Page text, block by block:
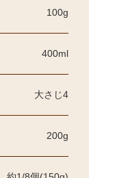
100g
400ml
大さじ4
200g